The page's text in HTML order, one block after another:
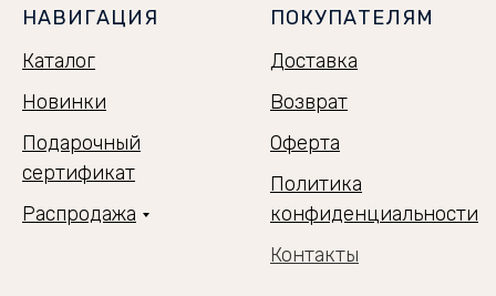
НАВИГАЦИЯ
Каталог
Новинки
Подарочный
сертификат
Распродажа
ПОКУПАТЕЛЯМ
Доставка
Возврат
Оферта
Политика
конфиденциальности
Контакты